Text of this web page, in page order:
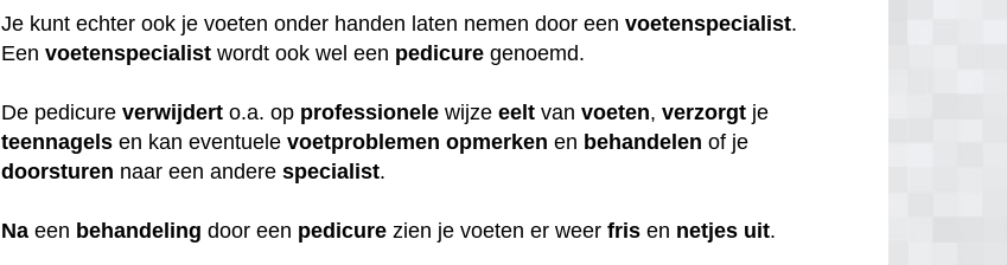
Je kunt echter ook je voeten onder handen laten nemen door eenvoetenspecialist.
Eenvoetenspecialist wordt ook wel een pedicure genoemd.
De pedicureverwijdert o.a. op professionele wijzeeelt vanvoeten,verzorgt je
teennagels en kan eventuelevoetproblemen opmerken en behandelen of je
doorsturen naar een anderespecialist.
Na een behandeling door een pedicure zien je voeten er weerfris en netjes uit.